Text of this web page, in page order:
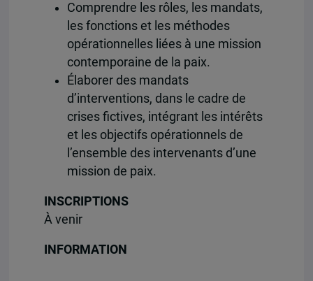
Comprendre les rôles, les mandats,
les fonctions et les méthodes
opérationnelles liées à une mission
contemporaine de la paix.
Élaborer des mandats
d’interventions, dans le cadre de
crises fictives, intégrant les intérêts
et les objectifs opérationnels de
l’ensemble des intervenants d’une
mission de paix.
INSCRIPTIONS
À venir
INFORMATION